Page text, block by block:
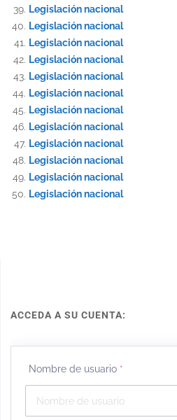
Legislación nacional
Legislación nacional
Legislación nacional
Legislación nacional
Legislación nacional
Legislación nacional
Legislación nacional
Legislación nacional
Legislación nacional
Legislación nacional
Legislación nacional
Legislación nacional
ACCEDA A SU CUENTA:
Nombre de usuario *